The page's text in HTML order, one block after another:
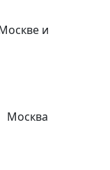
и
Москва